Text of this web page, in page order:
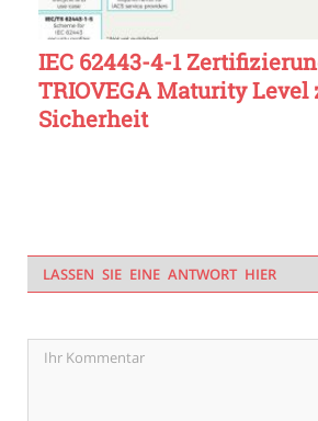
IEC 62443-4-1
TRIOVEGA Maturity Level
Sicherheit
LASSEN SIE EINE ANTWORT HIER